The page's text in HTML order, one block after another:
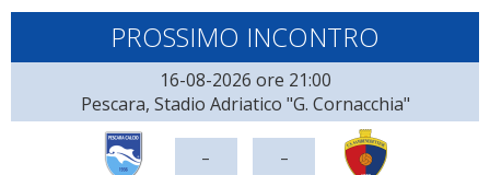
PROSSIMO INCONTRO
16-08-2026 ore 21:00
Pescara, Stadio Adriatico "G. Cornacchia"
- -